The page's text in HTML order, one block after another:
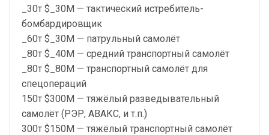
_30т $_30М — тактический истребитель-
бомбардировщик
_60т $_30М — патрульный самолёт
_80т $_40М — средний транспортный самолёт
_80т $_80М — транспортный самолёт для
спецопераций
150т $300М — тяжёлый разведывательный
самолёт (РЭР, АВАКС, и т.п.)
300т $150М — тяжёлый транспортный самолёт